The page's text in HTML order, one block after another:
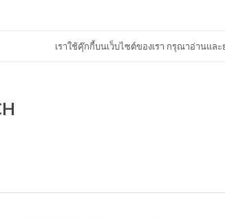
เราใช้คุ๊กกี้บนเว็บไซต์ของเรา กรุณาอ่านแล